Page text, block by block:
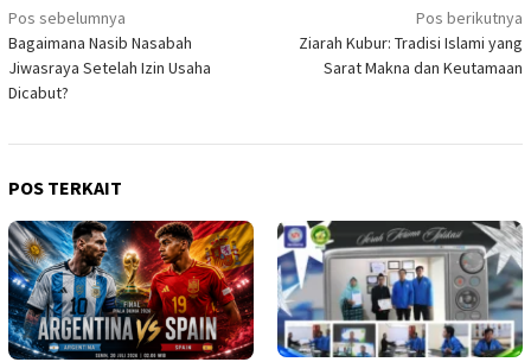
Navigasi
pos
Pos sebelumnya
Bagaimana Nasib Nasabah
Jiwasraya Setelah Izin Usaha
Dicabut?
Pos berikutnya
Ziarah Kubur: Tradisi Islami yang
Sarat Makna dan Keutamaan
POS TERKAIT